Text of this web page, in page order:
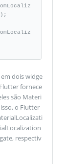
dois widge
fornece
são Materi
o Flutter
respectiv